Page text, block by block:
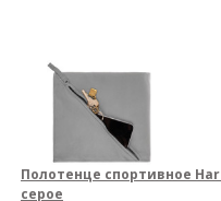
Полотенце спортивное
серое